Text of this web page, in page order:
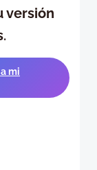
versión
.
mi